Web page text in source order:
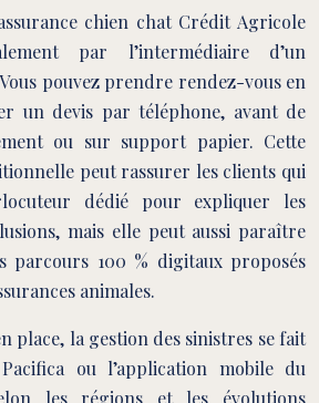
chien chat Crédit Agricole
par l’intermédiaire d’un
pouvez prendre rendez-vous en
un devis par téléphone, avant de
ou sur support papier. Cette
peut rassurer les clients qui
dédié pour expliquer les
mais elle peut aussi paraître
parcours 100 % digitaux proposés
animales.
place, la gestion des sinistres se fait
ou l’application mobile du
les régions et les évolutions